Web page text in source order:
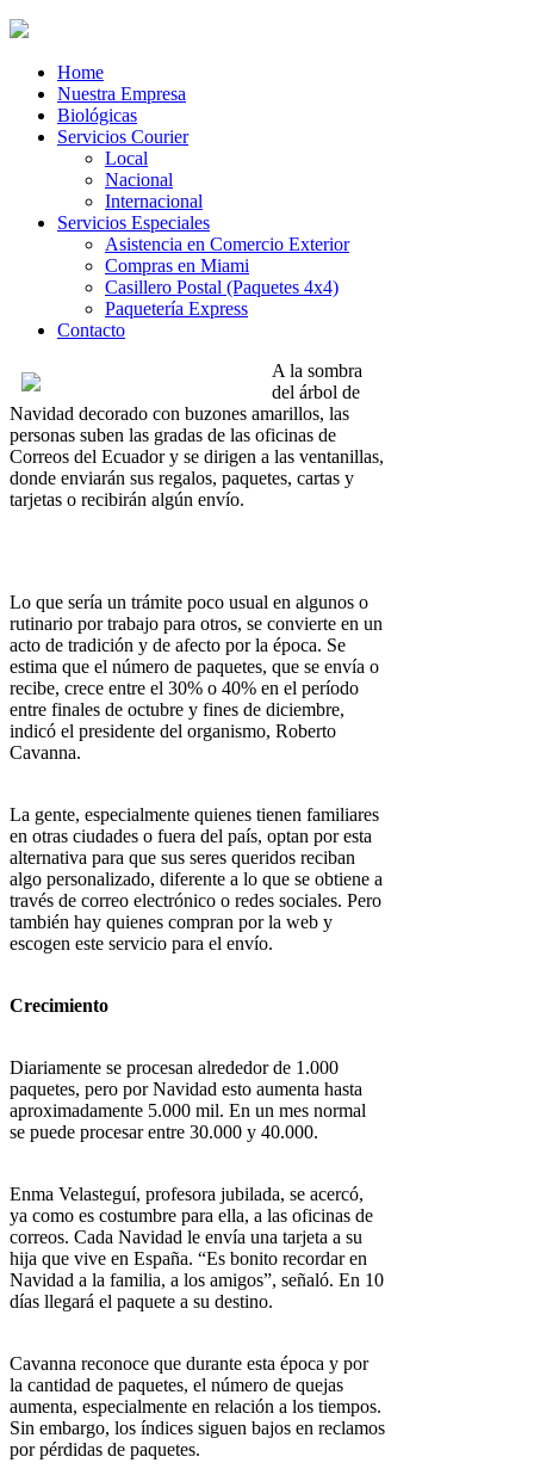
Home
Nuestra Empresa
Biológicas
Servicios Courier
Local
Nacional
Internacional
Servicios Especiales
Asistencia en Comercio Exterior
Compras en Miami
Casillero Postal (Paquetes 4x4)
Paquetería Express
Contacto
A la sombra
del árbol de
Navidad decorado con buzones amarillos, las
personas suben las gradas de las oficinas de
Correos del Ecuador y se dirigen a las ventanillas,
donde enviarán sus regalos, paquetes, cartas y
tarjetas o recibirán algún envío.
Lo que sería un trámite poco usual en algunos o
rutinario por trabajo para otros, se convierte en un
acto de tradición y de afecto por la época. Se
estima que el número de paquetes, que se envía o
recibe, crece entre el 30% o 40% en el período
entre finales de octubre y fines de diciembre,
indicó el presidente del organismo, Roberto
Cavanna.
La gente, especialmente quienes tienen familiares
en otras ciudades o fuera del país, optan por esta
alternativa para que sus seres queridos reciban
algo personalizado, diferente a lo que se obtiene a
través de correo electrónico o redes sociales. Pero
también hay quienes compran por la web y
escogen este servicio para el envío.
Crecimiento
Diariamente se procesan alrededor de 1.000
paquetes, pero por Navidad esto aumenta hasta
aproximadamente 5.000 mil. En un mes normal
se puede procesar entre 30.000 y 40.000.
Enma Velasteguí, profesora jubilada, se acercó,
ya como es costumbre para ella, a las oficinas de
correos. Cada Navidad le envía una tarjeta a su
hija que vive en España. “Es bonito recordar en
Navidad a la familia, a los amigos”, señaló. En 10
días llegará el paquete a su destino.
Cavanna reconoce que durante esta época y por
la cantidad de paquetes, el número de quejas
aumenta, especialmente en relación a los tiempos.
Sin embargo, los índices siguen bajos en reclamos
por pérdidas de paquetes.